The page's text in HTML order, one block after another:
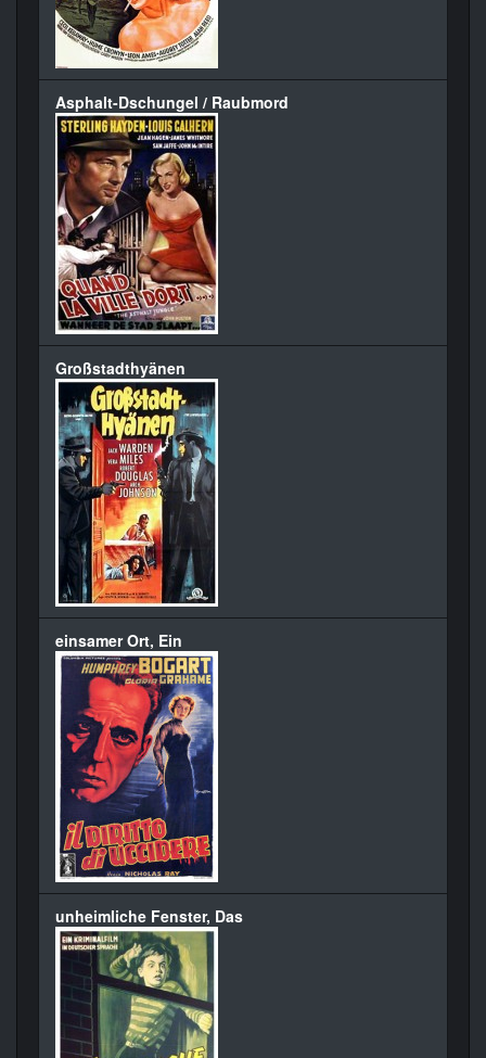
Asphalt-Dschungel / Raubmord
Großstadthyänen
einsamer Ort, Ein
unheimliche Fenster, Das